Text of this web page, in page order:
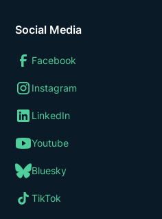
Social Media
Facebook
Instagram
LinkedIn
Youtube
Bluesky
TikTok